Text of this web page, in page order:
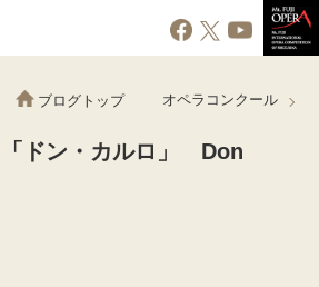
オペラコンクール
ブログトップ
「ドン・カルロ」 Don